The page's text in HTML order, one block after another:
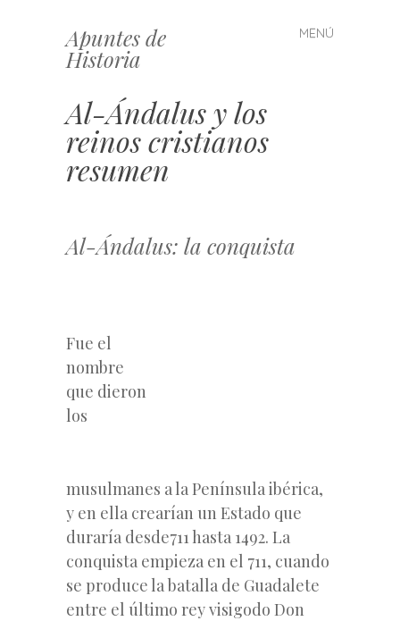
Apuntes de
Historia
MENÚ
Saltar
al
Al-Ándalus y los
reinos cristianos
resumen
Al-Ándalus: la conquista
Fue el
nombre
que dieron
los
musulmanes a la Península ibérica,
y en ella crearían un Estado que
duraría desde711 hasta 1492. La
conquista empieza en el 711, cuando
se produce la batalla de Guadalete
entre el último rey visigodo Don